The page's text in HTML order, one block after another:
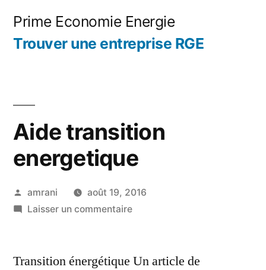
Prime Economie Energie
Trouver une entreprise RGE
Aide transition
energetique
Publié
par
amrani
août 19, 2016
Laisser un commentairesur
energetique
Transition énergétique Un article de